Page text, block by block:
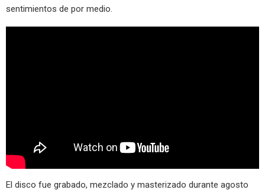
sentimientos de por medio.
El disco fue grabado, mezclado y masterizado durante agosto